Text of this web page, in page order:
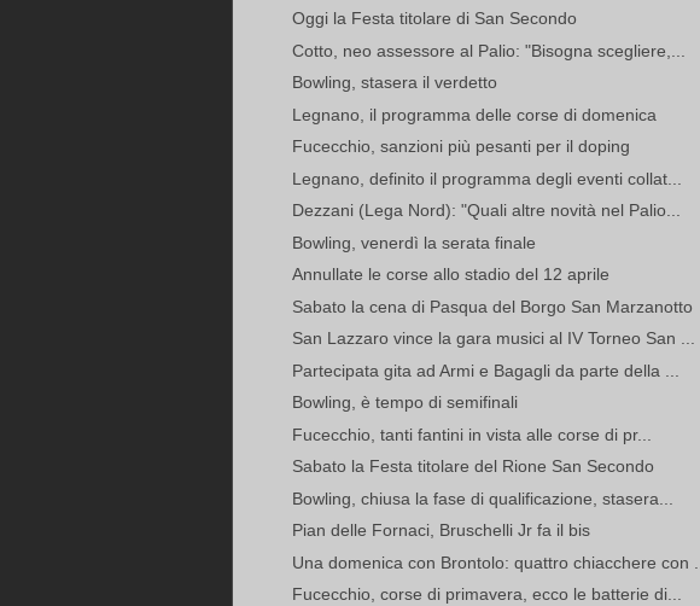
Oggi la Festa titolare di San Secondo
Cotto, neo assessore al Palio: "Bisogna scegliere,...
Bowling, stasera il verdetto
Legnano, il programma delle corse di domenica
Fucecchio, sanzioni più pesanti per il doping
Legnano, definito il programma degli eventi collat...
Dezzani (Lega Nord): "Quali altre novità nel Palio...
Bowling, venerdì la serata finale
Annullate le corse allo stadio del 12 aprile
Sabato la cena di Pasqua del Borgo San Marzanotto
San Lazzaro vince la gara musici al IV Torneo San ...
Partecipata gita ad Armi e Bagagli da parte della ...
Bowling, è tempo di semifinali
Fucecchio, tanti fantini in vista alle corse di pr...
Sabato la Festa titolare del Rione San Secondo
Bowling, chiusa la fase di qualificazione, stasera...
Pian delle Fornaci, Bruschelli Jr fa il bis
Una domenica con Brontolo: quattro chiacchere con ...
Fucecchio, corse di primavera, ecco le batterie di...